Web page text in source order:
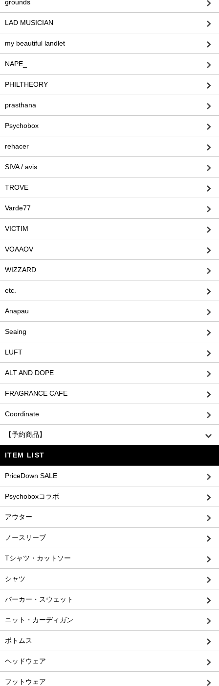
grounds
LAD MUSICIAN
my beautiful landlet
NAPE_
PHILTHEORY
prasthana
Psychobox
rehacer
SIVA / avis
TROVE
Varde77
VICTIM
VOAAOV
WIZZARD
etc.
Anapau
Seaing
LUFT
ALT AND DOPE
FRAGRANCE CAFE
Coordinate
【予約商品】
ITEM LIST
PriceDown SALE
Psychoboxコラボ
アウター
ノースリーブ
Tシャツ・カットソー
シャツ
パーカー・スウェット
ニット・カーディガン
ボトムス
ヘッドウェア
フットウェア